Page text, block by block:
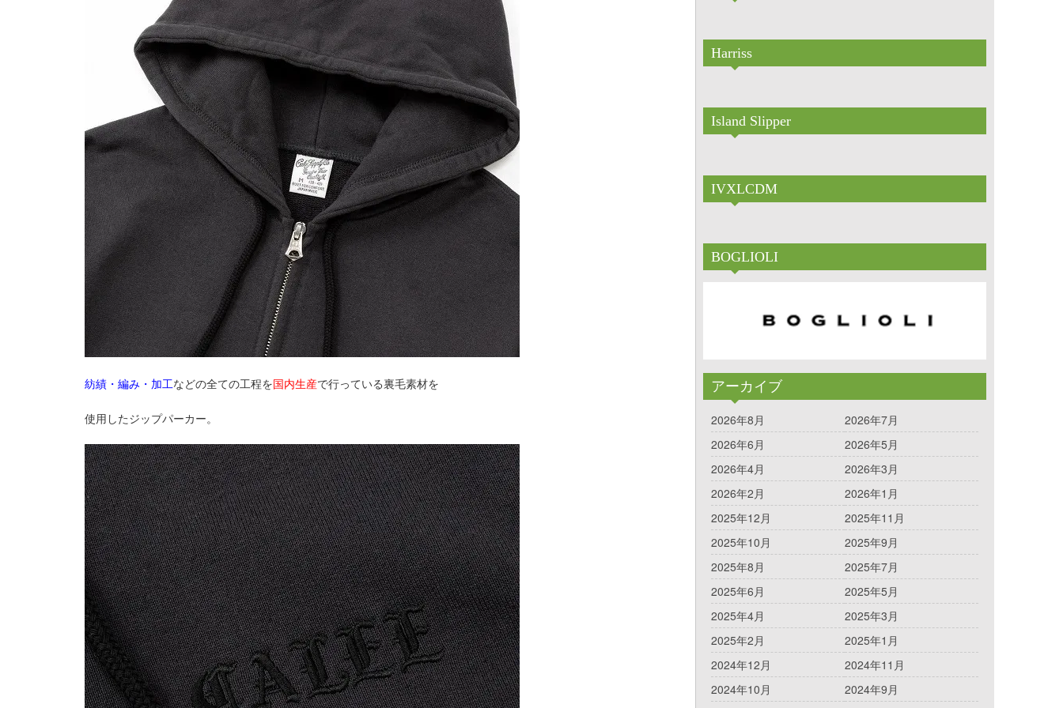
紡績・編み・加工などの全ての工程を国内生産で行っている裏毛素材を
使用したジップパーカー。
Harriss
Island Slipper
IVXLCDM
BOGLIOLI
アーカイブ
2026年8月
2026年7月
2026年6月
2026年5月
2026年4月
2026年3月
2026年2月
2026年1月
2025年12月
2025年11月
2025年10月
2025年9月
2025年8月
2025年7月
2025年6月
2025年5月
2025年4月
2025年3月
2025年2月
2025年1月
2024年12月
2024年11月
2024年10月
2024年9月